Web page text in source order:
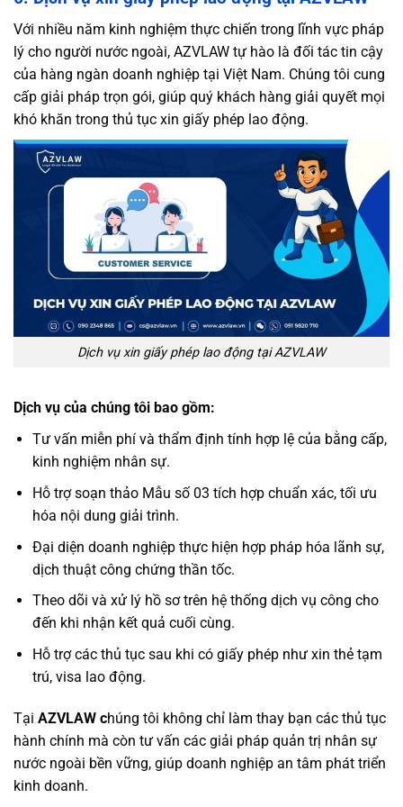
Với nhiều năm kinh nghiệm thực chiến trong lĩnh vực pháp
lý cho người nước ngoài, AZVLAW tự hào là đối tác tin cậy
của hàng ngàn doanh nghiệp tại Việt Nam. Chúng tôi cung
cấp giải pháp trọn gói, giúp quý khách hàng giải quyết mọi
khó khăn trong thủ tục xin giấy phép lao động.
Dịch vụ xin giấy phép lao động tại AZVLAW
Dịch vụ của chúng tôi bao gồm:
Tư vấn miễn phí và thẩm định tính hợp lệ của bằng cấp,
kinh nghiệm nhân sự.
Hỗ trợ soạn thảo Mẫu số 03 tích hợp chuẩn xác, tối ưu
hóa nội dung giải trình.
Đại diện doanh nghiệp thực hiện hợp pháp hóa lãnh sự,
dịch thuật công chứng thần tốc.
Theo dõi và xử lý hồ sơ trên hệ thống dịch vụ công cho
đến khi nhận kết quả cuối cùng.
Hỗ trợ các thủ tục sau khi có giấy phép như xin thẻ tạm
trú, visa lao động.
Tại AZVLAW chúng tôi không chỉ làm thay bạn các thủ tục
hành chính mà còn tư vấn các giải pháp quản trị nhân sự
nước ngoài bền vững, giúp doanh nghiệp an tâm phát triển
kinh doanh.